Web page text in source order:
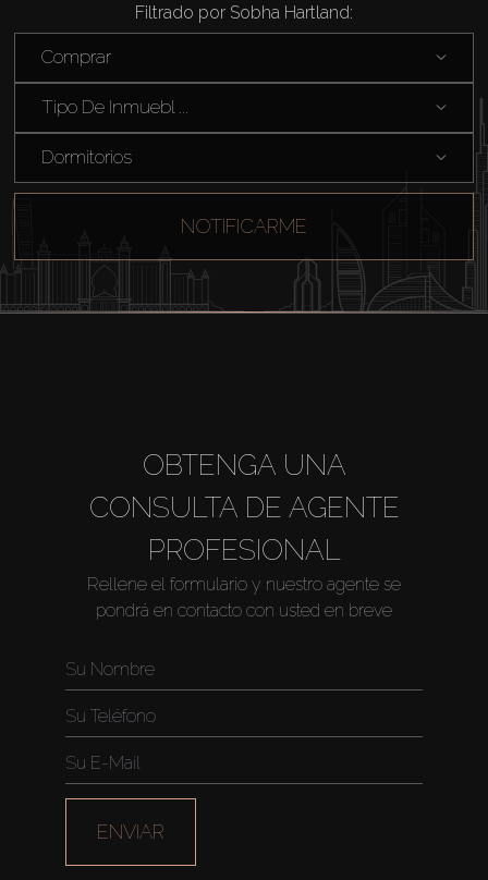
Comprar
Alquilar
Filtrado por Sobha Hartland:
Comprar
Tipo De Inmuebl ...
Dormitorios
NOTIFICARME
OBTENGA UNA
CONSULTA DE AGENTE
PROFESIONAL
Rellene el formulario y nuestro agente se
pondrá en contacto con usted en breve
ENVIAR